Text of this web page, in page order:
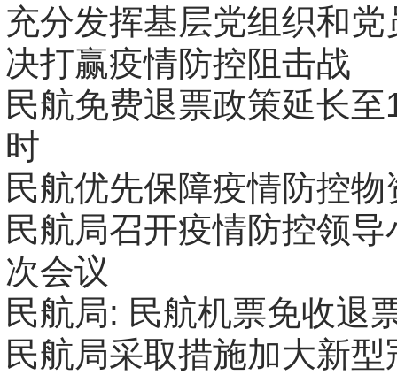
充分发挥基层党组织和党
决打赢疫情防控阻击战
民航免费退票政策延长
时
民航优先保障疫情防控物
民航局召开疫情防控领
次会议
民航局: 民航机票免收退
民航局采取措施加大新